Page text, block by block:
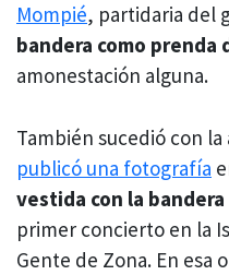
Mompié, partidaria del
bandera como prenda
amonestación alguna.
También sucedió con
publicó una fotografía
vestida con la bandera
primer concierto en la
Gente de Zona. En esa